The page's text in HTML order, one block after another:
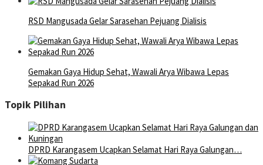
RSD Mangusada Gelar Sarasehan Pejuang Dialisis
Gemakan Gaya Hidup Sehat, Wawali Arya Wibawa Lepas
Sepakad Run 2026
Topik Pilihan
DPRD Karangasem Ucapkan Selamat Hari Raya Galungan…